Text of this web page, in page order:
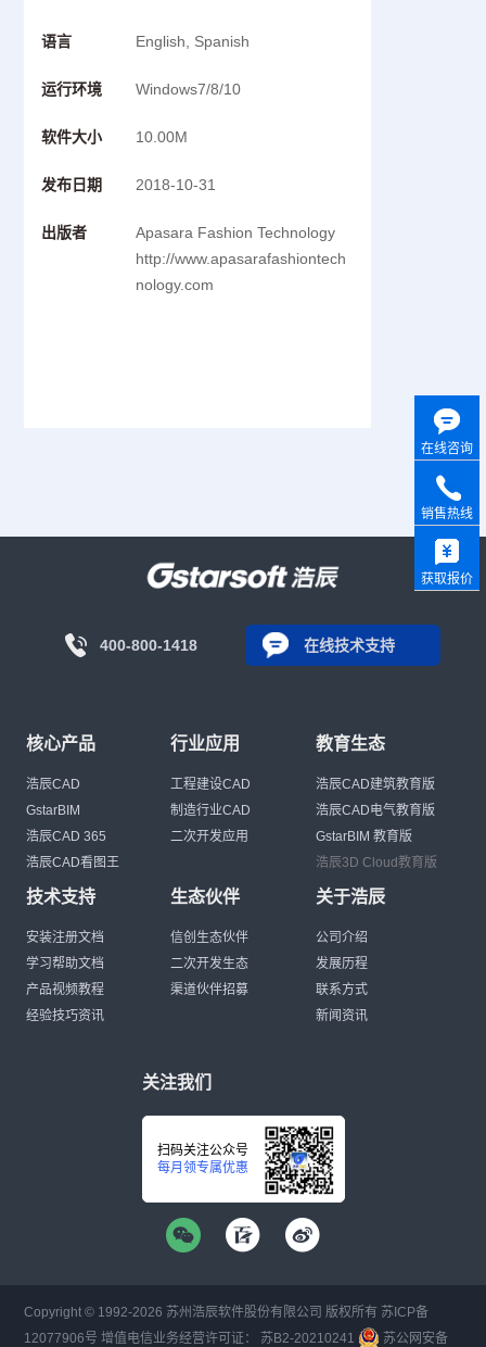
语言 English, Spanish
运行环境 Windows7/8/10
软件大小 10.00M
发布日期 2018-10-31
出版者
Apasara Fashion Technology
http://www.apasarafashiontech
nology.com
400-800-1418 在线技术支持
核心产品
浩辰CAD
GstarBIM
浩辰CAD 365
浩辰CAD看图王
行业应用
工程建设CAD
制造行业CAD
二次开发应用
教育生态
浩辰CAD建筑教育版
浩辰CAD电气教育版
GstarBIM 教育版
浩辰3D Cloud教育版
技术支持
安装注册文档
学习帮助文档
产品视频教程
经验技巧资讯
生态伙伴
信创生态伙伴
二次开发生态
渠道伙伴招募
关于浩辰
公司介绍
发展历程
联系方式
新闻资讯
关注我们
扫码关注公众号
每月领专属优惠
Copyright © 1992-2026 苏州浩辰软件股份有限公司 版权所有 苏ICP备
12077906号 增值电信业务经营许可证： 苏B2-20210241 苏公网安备
在线咨询
销售热线
获取报价